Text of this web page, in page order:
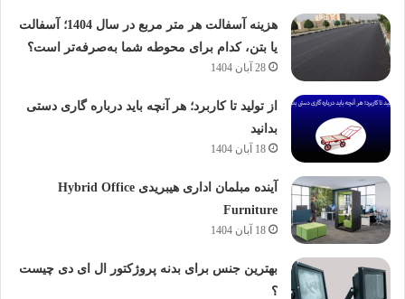
هزینه آسفالت هر متر مربع در سال 1404؛ آسفالت
یا بتن، کدام برای محوطه شما به‌صرفه‌تر است؟
28 آبان 1404
از تولید تا کاربرد؛ هر آنچه باید درباره گاری دستی
بدانید
18 آبان 1404
آینده مبلمان اداری هیبریدی Hybrid Office
Furniture
18 آبان 1404
بهترین جنس برای بدنه پروژکتور ال ای دی چیست
؟